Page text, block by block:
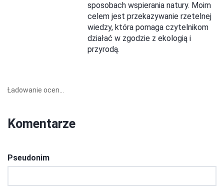
sposobach wspierania natury. Moim
celem jest przekazywanie rzetelnej
wiedzy, która pomaga czytelnikom
działać w zgodzie z ekologią i
przyrodą.
Ładowanie ocen...
Komentarze
Pseudonim